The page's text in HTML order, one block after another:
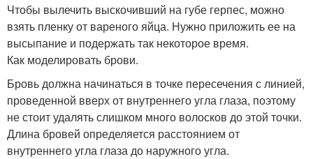
Чтобы вылечить выскочивший на губе герпес, можно
взять пленку от вареного яйца. Нужно приложить ее на
высыпание и подержать так некоторое время.
Как моделировать брови.
Бровь должна начинаться в точке пересечения с линией,
проведенной вверх от внутреннего угла глаза, поэтому
не стоит удалять слишком много волосков до этой точки.
Длина бровей определяется расстоянием от
внутреннего угла глаза до наружного угла.